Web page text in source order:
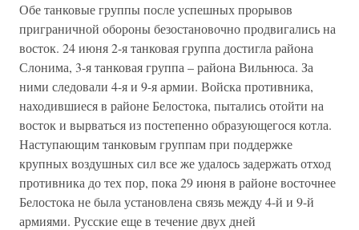
Обе танковые группы после успешных прорывов
приграничной обороны безостановочно продвигались на
восток. 24 июня 2-я танковая группа достигла района
Слонима, 3-я танковая группа – района Вильнюса. За
ними следовали 4-я и 9-я армии. Войска противника,
находившиеся в районе Белостока, пытались отойти на
восток и вырваться из постепенно образующегося котла.
Наступающим танковым группам при поддержке
крупных воздушных сил все же удалось задержать отход
противника до тех пор, пока 29 июня в районе восточнее
Белостока не была установлена связь между 4-й и 9-й
армиями. Русские еще в течение двух дней